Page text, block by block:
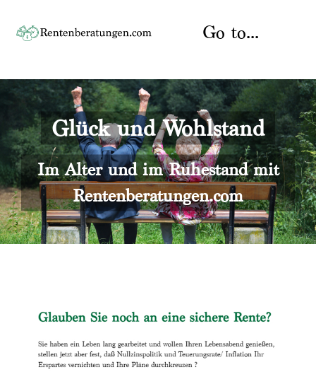
content
Go to...
Startseite
Rente
Rentenberater
Rentenversicherung
Versicherungsberatung
Über uns
Kontakt
Glück und Wohlstand
Im Alter und im Ruhestand mit
Rentenberatungen.com